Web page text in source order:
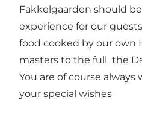
Fakkelgaarden should
experience for our
food cooked by our own
masters to the full the
You are of course
your special wishes